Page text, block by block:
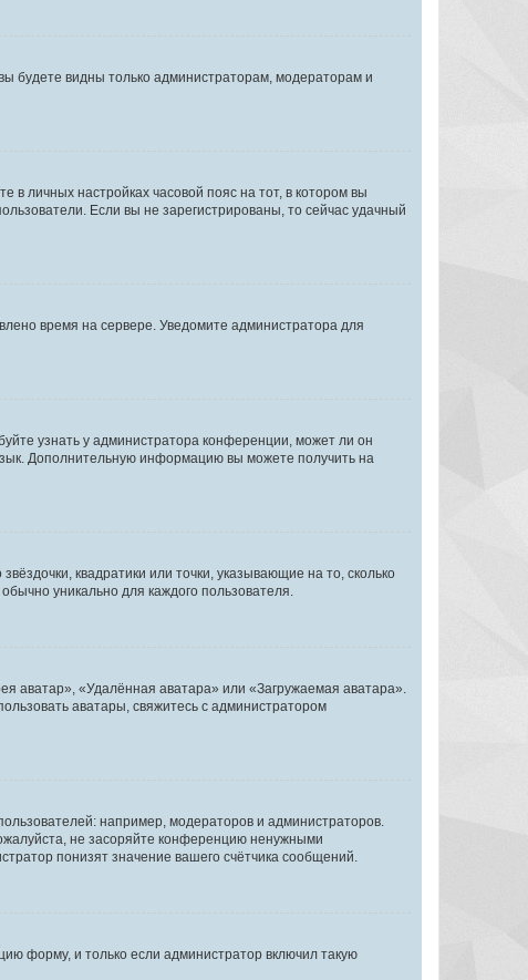
вы будете видны только администраторам, модераторам и
в личных настройках часовой пояс на тот, в котором вы
Если вы не зарегистрированы, то сейчас удачный
время на сервере. Уведомите администратора для
узнать у администратора конференции, может ли он
Дополнительную информацию вы можете получить на
квадратики или точки, указывающие на то, сколько
уникально для каждого пользователя.
аватар», «Удалённая аватара» или «Загружаемая аватара».
аватары, свяжитесь с администратором
например, модераторов и администраторов.
не засоряйте конференцию ненужными
понизят значение вашего счётчика сообщений.
форму, и только если администратор включил такую